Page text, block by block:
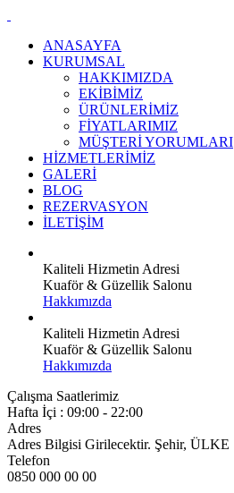
ANASAYFA
KURUMSAL
HAKKIMIZDA
EKİBİMİZ
ÜRÜNLERİMİZ
FİYATLARIMIZ
MÜŞTERİ YORUMLARI
HİZMETLERİMİZ
GALERİ
BLOG
REZERVASYON
İLETİŞİM
Kaliteli Hizmetin Adresi
Kuaför & Güzellik Salonu
Hakkımızda
Kaliteli Hizmetin Adresi
Kuaför & Güzellik Salonu
Hakkımızda
Çalışma Saatlerimiz
Hafta İçi : 09:00 - 22:00
Adres
Adres Bilgisi Girilecektir. Şehir, ÜLKE
Telefon
0850 000 00 00